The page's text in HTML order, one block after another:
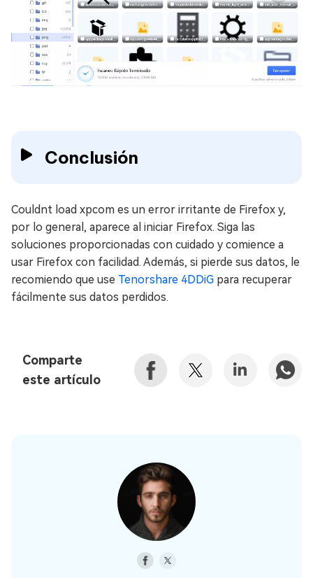
Conclusión
Couldnt load xpcom es un error irritante de Firefox y,
por lo general, aparece al iniciar Firefox. Siga las
soluciones proporcionadas con cuidado y comience a
usar Firefox con facilidad. Además, si pierde sus datos, le
recomiendo que use Tenorshare 4DDiG para recuperar
fácilmente sus datos perdidos.
Comparte
este artículo